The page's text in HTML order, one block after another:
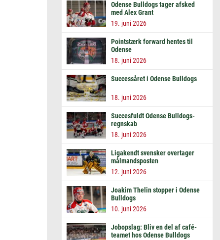
Odense Bulldogs tager afsked
med Alex Grant
19. juni 2026
Pointstærk forward hentes til
Odense
18. juni 2026
Successåret i Odense Bulldogs
18. juni 2026
Succesfuldt Odense Bulldogs-
regnskab
18. juni 2026
Ligakendt svensker overtager
målmandsposten
12. juni 2026
Joakim Thelin stopper i Odense
Bulldogs
10. juni 2026
Jobopslag: Bliv en del af café-
teamet hos Odense Bulldogs